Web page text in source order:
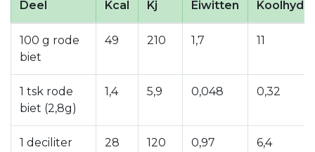
Deel Kcal Kj Eiwitten
100 g rode
biet
49 210 1,7 11
1 tsk rode
biet (2,8g)
1,4 5,9 0,048 0,32
1 deciliter
28 120 0,97 6,4